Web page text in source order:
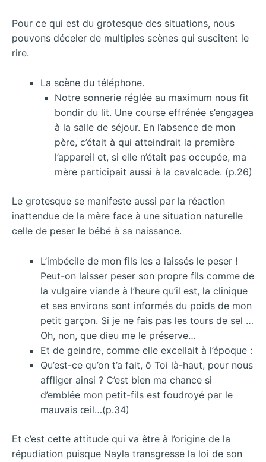
Pour ce qui est du grotesque des situations, nous
pouvons déceler de multiples scènes qui suscitent le
rire.
La scène du téléphone.
Notre sonnerie réglée au maximum nous fit
bondir du lit. Une course effrénée s’engagea
à la salle de séjour. En l’absence de mon
père, c’était à qui atteindrait la première
l’appareil et, si elle n’était pas occupée, ma
mère participait aussi à la cavalcade. (p.26)
Le grotesque se manifeste aussi par la réaction
inattendue de la mère face à une situation naturelle
celle de peser le bébé à sa naissance.
L’imbécile de mon fils les a laissés le peser !
Peut-on laisser peser son propre fils comme de
la vulgaire viande à l’heure qu’il est, la clinique
et ses environs sont informés du poids de mon
petit garçon. Si je ne fais pas les tours de sel …
Oh, non, que dieu me le préserve…
Et de geindre, comme elle excellait à l’époque :
Qu’est-ce qu’on t’a fait, ô Toi là-haut, pour nous
affliger ainsi ? C’est bien ma chance si
d’emblée mon petit-fils est foudroyé par le
mauvais œil…(p.34)
Et c’est cette attitude qui va être à l’origine de la
répudiation puisque Nayla transgresse la loi de son